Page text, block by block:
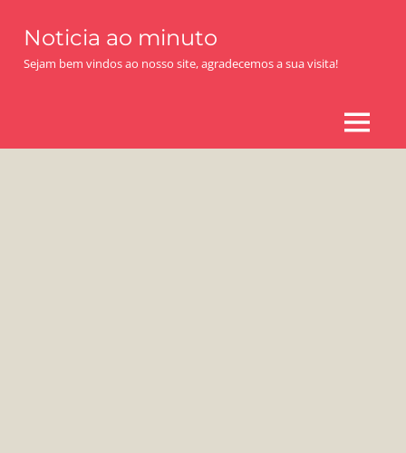
content
Noticia ao minuto
Sejam bem vindos ao nosso site, agradecemos a sua visita!
MENU